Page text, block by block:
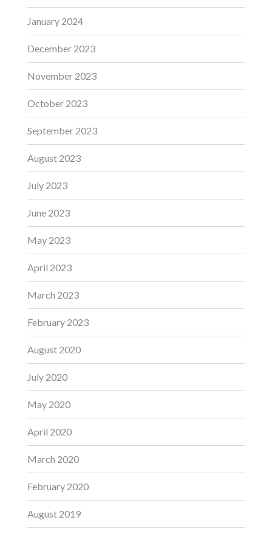
January 2024
December 2023
November 2023
October 2023
September 2023
August 2023
July 2023
June 2023
May 2023
April 2023
March 2023
February 2023
August 2020
July 2020
May 2020
April 2020
March 2020
February 2020
August 2019